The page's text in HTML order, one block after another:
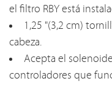
el filtro RBY está
1,25 "(3,2 cm)
cabeza.
Acepta el
controladores que